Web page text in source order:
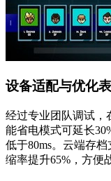
设备适配与优化
经过专业团队调试，
能省电模式可延长
低于80ms。云端存
缩率提升65%，方便